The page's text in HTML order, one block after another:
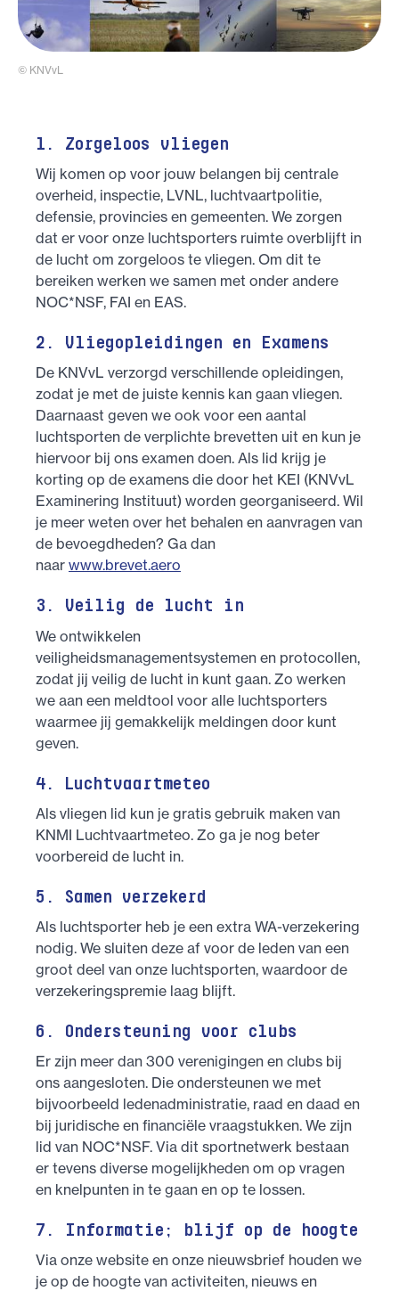
© KNVvL
1. Zorgeloos vliegen
Wij komen op voor jouw belangen bij centrale
overheid, inspectie, LVNL, luchtvaartpolitie,
defensie, provincies en gemeenten. We zorgen
dat er voor onze luchtsporters ruimte overblijft in
de lucht om zorgeloos te vliegen. Om dit te
bereiken werken we samen met onder andere
NOC*NSF, FAI en EAS.
2. Vliegopleidingen en Examens
De KNVvL verzorgd verschillende opleidingen,
zodat je met de juiste kennis kan gaan vliegen.
Daarnaast geven we ook voor een aantal
luchtsporten de verplichte brevetten uit en kun je
hiervoor bij ons examen doen. Als lid krijg je
korting op de examens die door het KEI (KNVvL
Examinering Instituut) worden georganiseerd. Wil
je meer weten over het behalen en aanvragen van
de bevoegdheden? Ga dan
naar www.brevet.aero
3. Veilig de lucht in
We ontwikkelen
veiligheidsmanagementsystemen en protocollen,
zodat jij veilig de lucht in kunt gaan. Zo werken
we aan een meldtool voor alle luchtsporters
waarmee jij gemakkelijk meldingen door kunt
geven.
4. Luchtvaartmeteo
Als vliegen lid kun je gratis gebruik maken van
KNMI Luchtvaartmeteo. Zo ga je nog beter
voorbereid de lucht in.
5. Samen verzekerd
Als luchtsporter heb je een extra WA-verzekering
nodig. We sluiten deze af voor de leden van een
groot deel van onze luchtsporten, waardoor de
verzekeringspremie laag blijft.
6. Ondersteuning voor clubs
Er zijn meer dan 300 verenigingen en clubs bij
ons aangesloten. Die ondersteunen we met
bijvoorbeeld ledenadministratie, raad en daad en
bij juridische en financiële vraagstukken. We zijn
lid van NOC*NSF. Via dit sportnetwerk bestaan
er tevens diverse mogelijkheden om op vragen
en knelpunten in te gaan en op te lossen.
7. Informatie; blijf op de hoogte
Via onze website en onze nieuwsbrief houden we
je op de hoogte van activiteiten, nieuws en